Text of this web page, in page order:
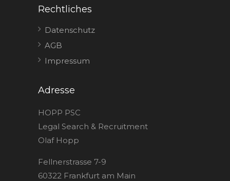
Rechtliches
Datenschutz
AGB
Impressum
Adresse
HOPP PSC
Legal Search & Recruitment
Olaf Hopp
Fellnerstrasse 7-9
60322 Frankfurt am Main